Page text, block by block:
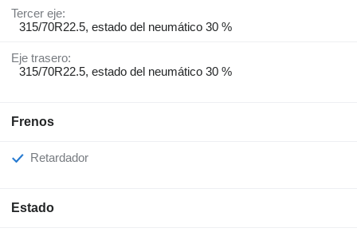
Tercer eje:
315/70R22.5, estado del neumático 30 %
Eje trasero:
315/70R22.5, estado del neumático 30 %
Frenos
Retardador
Estado